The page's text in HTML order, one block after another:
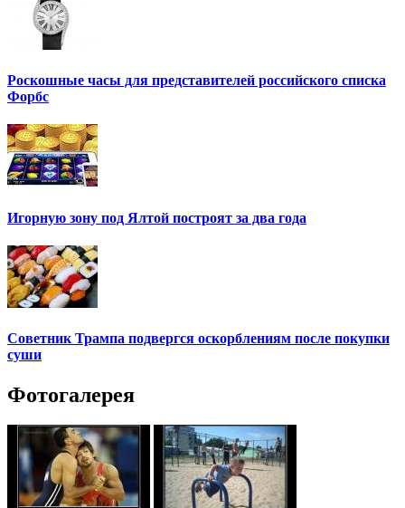
Роскошные часы для представителей российского списка
Форбс
Игорную зону под Ялтой построят за два года
Советник Трампа подвергся оскорблениям после покупки
суши
Фотогалерея